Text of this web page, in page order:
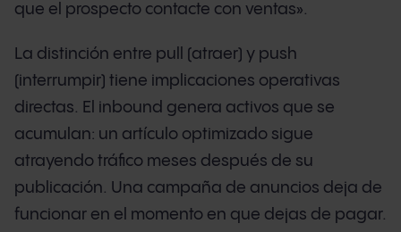
que el prospecto contacte con ventas».
La distinción entre pull (atraer) y push
(interrumpir) tiene implicaciones operativas
directas. El inbound genera activos que se
acumulan: un artículo optimizado sigue
atrayendo tráfico meses después de su
publicación. Una campaña de anuncios deja de
funcionar en el momento en que dejas de pagar.